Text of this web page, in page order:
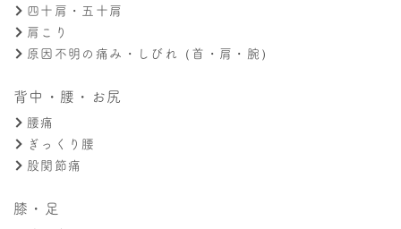
四十肩・五十肩
肩こり
原因不明の痛み・しびれ（首・肩・腕）
背中・腰・お尻
腰痛
ぎっくり腰
股関節痛
膝・足